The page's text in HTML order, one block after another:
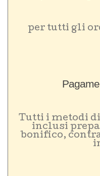
per tutti gli
Tutti i metodi
inclusi
bonifico,